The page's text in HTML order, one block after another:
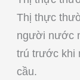
Thị thực
người nước
trú trước khi
cầu.